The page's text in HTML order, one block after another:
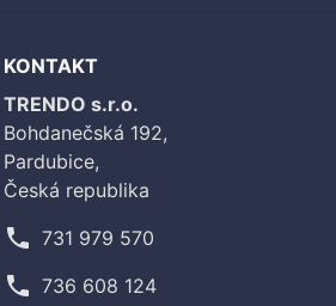
KONTAKT
TRENDO s.r.o.
Bohdanečská 192,
Pardubice,
Česká republika
phone 731 979 570
phone 736 608 124